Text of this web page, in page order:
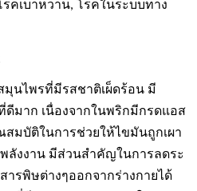
รคเบาหวาน, โรคในระบบทาง
นไพรที่มีรสชาติเผ็ดร้อน มี
มาก เนื่องจากในพริกมีกรดแอส
สมบัติในการช่วยให้ไขมันถูกเผา
ลังงาน มีส่วนสำคัญในการลดระ
ารพิษต่างๆออกจากร่างกายได้